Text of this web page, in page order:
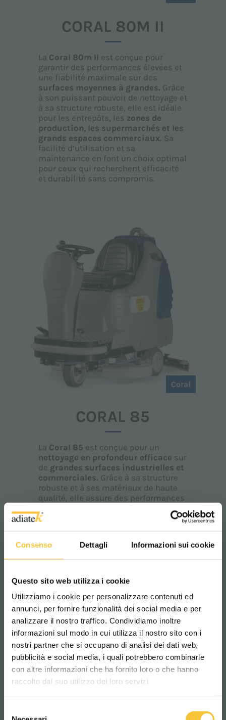
Consenso Dettagli Informazioni sui cookie
Questo sito web utilizza i cookie
Utilizziamo i cookie per personalizzare contenuti ed
annunci, per fornire funzionalità dei social media e per
analizzare il nostro traffico. Condividiamo inoltre
informazioni sul modo in cui utilizza il nostro sito con i
nostri partner che si occupano di analisi dei dati web,
pubblicità e social media, i quali potrebbero combinarle
con altre informazioni che ha fornito loro o che hanno
raccolto dal suo utilizzo dei loro servizi.
CORAL 80M II
La Coral 80m II est conçue pour
garantir des performances élevées et
une fiabilité maximale sur des
surfaces moyennes à grandes. Grâce
à son puissant pouvoir de nettoyage et
à sa structure robuste, elle est idéale
pour les entrepôts, les zones de
production, les supermarchés et les
grands espaces commerciaux. Sa
facilité d’utilisation et sa
maintenance en font un choix optimal
pour ceux qui recherchent efficacité
et durabilité sans compromis.
Coral
CORAL 85
La Coral 85 est conçue pour un
nettoyage en profondeur efficace sur
de grandes surfaces industrielles et
commerciales. Grâce à sa structure
robuste et à ses matériaux de haute
qualité, elle assure des performances
Son système intuitif et la facilité de
fiabilité
etrésultats impeccables,
avec une utilisation simple.
Scegli il paese in cui ti trovi e la tua
lingua per una migliore esperienza di
navigazione